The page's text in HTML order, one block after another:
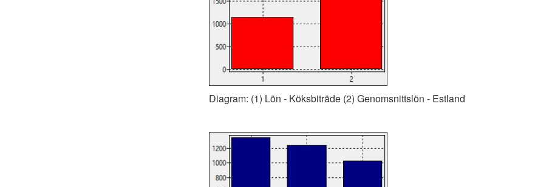
Diagram: (1) Lön - Köksbiträde (2) Genomsnittslön - Estland